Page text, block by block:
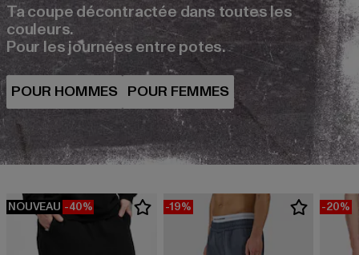
Ta coupe décontractée dans toutes les
couleurs.
Pour les journées entre potes.
NOUVEAU -40% -19% -20%